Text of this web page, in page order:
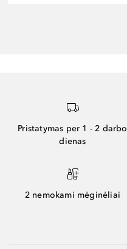
Pristatymas per 1 - 2 darbo
dienas
2 nemokami mėginėliai